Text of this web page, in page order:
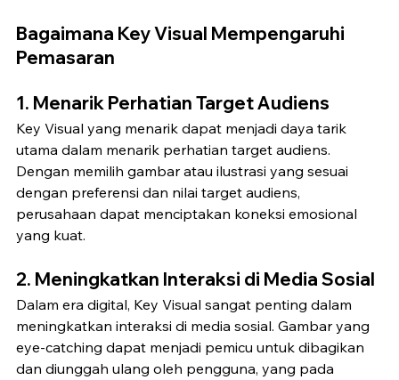
Bagaimana Key Visual Mempengaruhi
Pemasaran
1. Menarik Perhatian Target Audiens
Key Visual yang menarik dapat menjadi daya tarik
utama dalam menarik perhatian target audiens.
Dengan memilih gambar atau ilustrasi yang sesuai
dengan preferensi dan nilai target audiens,
perusahaan dapat menciptakan koneksi emosional
yang kuat.
2. Meningkatkan Interaksi di Media Sosial
Dalam era digital, Key Visual sangat penting dalam
meningkatkan interaksi di media sosial. Gambar yang
eye-catching dapat menjadi pemicu untuk dibagikan
dan diunggah ulang oleh pengguna, yang pada